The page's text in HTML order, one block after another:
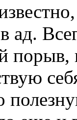
ад.
порыв,